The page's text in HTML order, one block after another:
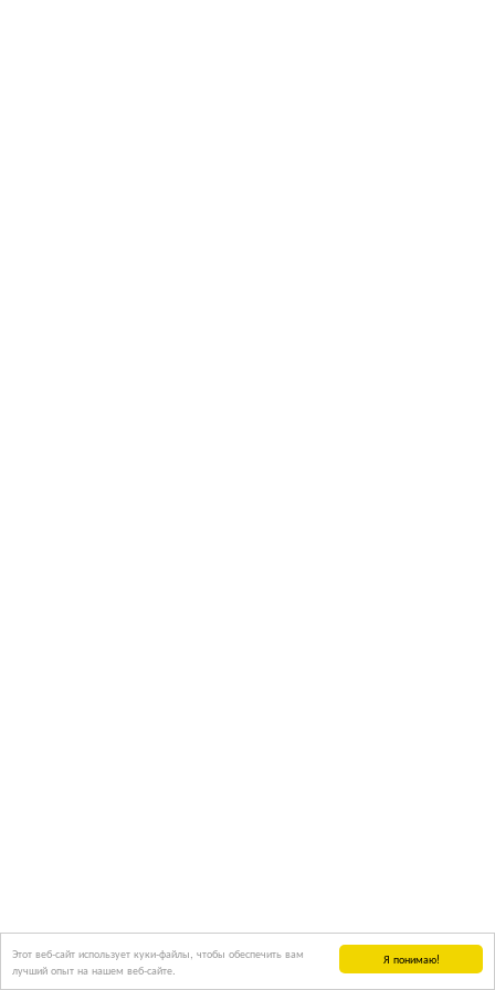
Я понимаю!
Этот веб-сайт использует куки-файлы, чтобы обеспечить вам
лучший опыт на нашем веб-сайте.